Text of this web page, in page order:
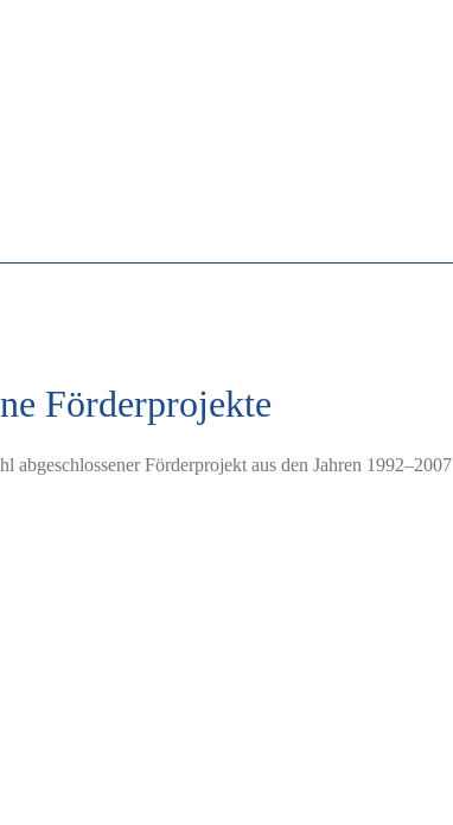
Förderprojekte
abgeschlossener Förderprojekt aus den Jahren 1992–2007